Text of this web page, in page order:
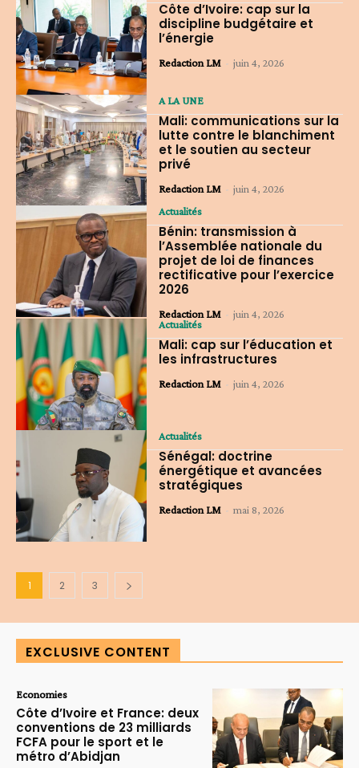
Côte d’Ivoire: cap sur la
discipline budgétaire et
l’énergie
Redaction LM - juin 4, 2026
A LA UNE
Mali: communications sur la
lutte contre le blanchiment
et le soutien au secteur
privé
Redaction LM - juin 4, 2026
Actualités
Bénin: transmission à
l’Assemblée nationale du
projet de loi de finances
rectificative pour l’exercice
2026
Redaction LM - juin 4, 2026
Actualités
Mali: cap sur l’éducation et
les infrastructures
Redaction LM - juin 4, 2026
Actualités
Sénégal: doctrine
énergétique et avancées
stratégiques
Redaction LM - mai 8, 2026
1 2 3
EXCLUSIVE CONTENT
Economies
Côte d’Ivoire et France: deux
conventions de 23 milliards
FCFA pour le sport et le
métro d’Abidjan